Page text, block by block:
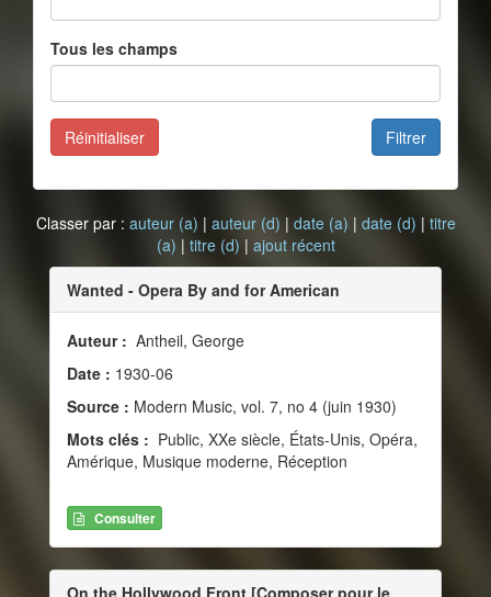
Tous les champs
Filtrer
Réinitialiser
Classer par : auteur (a) | auteur (d) | date (a) | date (d) | titre
(a) | titre (d) | ajout récent
Wanted - Opera By and for American
Auteur : Antheil, George
Date : 1930-06
Source : Modern Music, vol. 7, no 4 (juin 1930)
Mots clés : Public, XXe siècle, États-Unis, Opéra,
Amérique, Musique moderne, Réception
Consulter